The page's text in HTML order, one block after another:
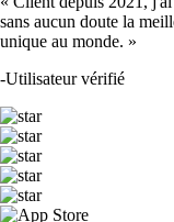
sans aucun doute la
unique au monde. »
-Utilisateur vérifié